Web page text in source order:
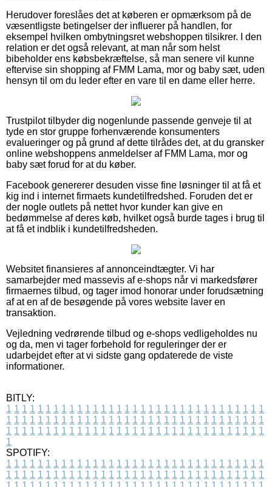
Herudover foreslåes det at køberen er opmærksom på de
væsentligste betingelser der influerer på handlen, for
eksempel hvilken ombytningsret webshoppen tilsikrer. I den
relation er det også relevant, at man når som helst
bibeholder ens købsbekræftelse, så man senere vil kunne
eftervise sin shopping af FMM Lama, mor og baby sæt, uden
hensyn til om du leder efter en vare til en dame eller herre.
Trustpilot tilbyder dig nogenlunde passende genveje til at
tyde en stor gruppe forhenværende konsumenters
evalueringer og på grund af dette tilrådes det, at du gransker
online webshoppens anmeldelser af FMM Lama, mor og
baby sæt forud for at du køber.
Facebook genererer desuden visse fine løsninger til at få et
kig ind i internet firmaets kundetilfredshed. Foruden det er
der nogle outlets på nettet hvor kunder kan give en
bedømmelse af deres køb, hvilket også burde tages i brug til
at få et indblik i kundetilfredsheden.
Websitet finansieres af annonceindtægter. Vi har
samarbejder med massevis af e-shops når vi markedsfører
firmaernes tilbud, og tager imod honorar under forudsætning
af at en af de besøgende på vores website laver en
transaktion.
Vejledning vedrørende tilbud og e-shops vedligeholdes nu
og da, men vi tager forbehold for reguleringer der er
udarbejdet efter at vi sidste gang opdaterede de viste
informationer.
BITLY:
1 1 1 1 1 1 1 1 1 1 1 1 1 1 1 1 1 1 1 1 1 1 1 1 1 1 1 1 1 1 1 1 1
1 1 1 1 1 1 1 1 1 1 1 1 1 1 1 1 1 1 1 1 1 1 1 1 1 1 1 1 1 1 1 1 1
1 1 1 1 1 1 1 1 1 1 1 1 1 1 1 1 1 1 1 1 1 1 1 1 1 1 1 1 1 1 1 1 1
1
SPOTIFY:
1 1 1 1 1 1 1 1 1 1 1 1 1 1 1 1 1 1 1 1 1 1 1 1 1 1 1 1 1 1 1 1 1
1 1 1 1 1 1 1 1 1 1 1 1 1 1 1 1 1 1 1 1 1 1 1 1 1 1 1 1 1 1 1 1 1